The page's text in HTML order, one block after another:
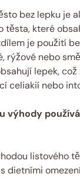
bez lepku je
těsta, které
je použití
rýžové nebo
lepek, což
celiakií nebo
výhody
listového
dietními